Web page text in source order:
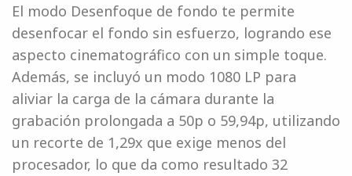
El modo Desenfoque de fondo te permite
desenfocar el fondo sin esfuerzo, logrando ese
aspecto cinematográfico con un simple toque.
Además, se incluyó un modo 1080 LP para
aliviar la carga de la cámara durante la
grabación prolongada a 50p o 59,94p, utilizando
un recorte de 1,29x que exige menos del
procesador, lo que da como resultado 32